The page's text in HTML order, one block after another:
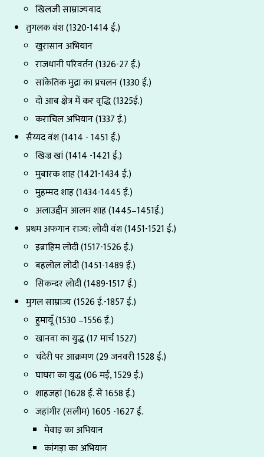
खिलजी साम्राज्यवाद
तुगलक वंश (1320-1414 ई.)
खुरासान अभियान
राजधानी परिवर्तन (1326-27 ई.)
सांकेतिक मुद्रा का प्रचलन (1330 ई.)
दो आब क्षेत्र में कर वृद्धि (1325ई.)
कराचिल अभियान (1337 ई.)
सैय्यद वंश (1414 - 1451 ई.)
खिज्र खां (1414 -1421 ई.)
मुबारक शाह (1421-1434 ई.)
मुहम्मद शाह (1434-1445 ई.)
अलाउद्दीन आलम शाह (1445–1451ई.)
प्रथम अफगान राज्य: लोदी वंश (1451-1521 ई.)
इब्राहिम लोदी (1517-1526 ई.)
बहलोल लोदी (1451-1489 ई.)
सिकन्दर लोदी (1489-1517 ई.)
मुगल साम्राज्य (1526 ई.-1857 ई.)
हुमायूँ (1530 –1556 ई.)
खानवा का युद्ध (17 मार्च 1527)
चंदेरी पर आक्रमण (29 जनवरी 1528 ई.)
घाघरा का युद्ध (06 मई, 1529 ई.)
शाहजहां (1628 ई. से 1658 ई.)
जहांगीर (सलीम) 1605 -1627 ई.
मेवाड़ का अभियान
कांगड़ा का अभियान